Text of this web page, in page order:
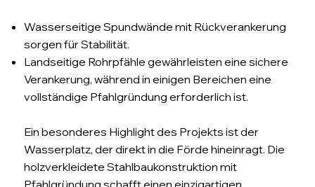
Wasserseitige Spundwände mit Rückverankerung
sorgen für Stabilität.
Landseitige Rohrpfähle gewährleisten eine sichere
Verankerung, während in einigen Bereichen eine
vollständige Pfahlgründung erforderlich ist.
Ein besonderes Highlight des Projekts ist der
Wasserplatz, der direkt in die Förde hineinragt. Die
holzverkleidete Stahlbaukonstruktion mit